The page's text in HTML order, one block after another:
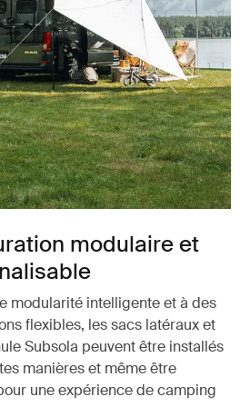
modulaire et
modularité intelligente et à des
flexibles, les sacs latéraux et
Subsola peuvent être installés
manières et même être
une expérience de camping